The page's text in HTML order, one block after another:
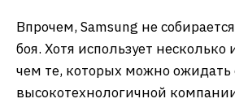
Впрочем, Samsung не
боя. Хотя использует
чем те, которых можно ожидать
высокотехнологичной